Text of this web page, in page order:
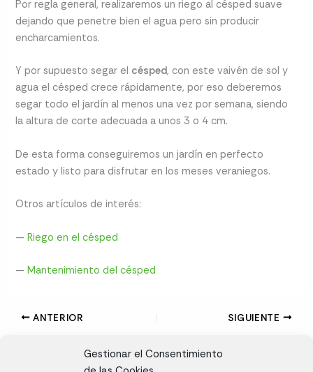
Gestionar el Consentimiento
Por regla general, realizaremos un riego al césped suave
dejando que penetre bien el agua pero sin producir
encharcamientos.
Y por supuesto segar el césped, con este vaivén de sol y
agua el césped crece rápidamente, por eso deberemos
segar todo el jardín al menos una vez por semana, siendo
la altura de corte adecuada a unos 3 o 4 cm.
De esta forma conseguiremos un jardín en perfecto
estado y listo para disfrutar en los meses veraniegos.
Otros artículos de interés:
—Riego en el césped
—Mantenimiento del césped
ANTERIOR SIGUIENTE